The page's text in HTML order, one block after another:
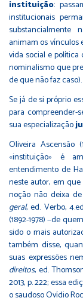
instituição:
institucionais
substancialmente
animam os vínculos
vida social e
nominalismo que
de que não faz caso).
Se já de si próprio
para compreender-
sua especialização
Oliveira Ascensão
«instituição» é
entendimento de
neste autor, em
noção não deixa
geral, ed. Verbo,
(1892-1978) −de
sido o mais
também disse,
suas expressões
direitos, ed.
2013, p. 222; essa
o saudoso Ovídio